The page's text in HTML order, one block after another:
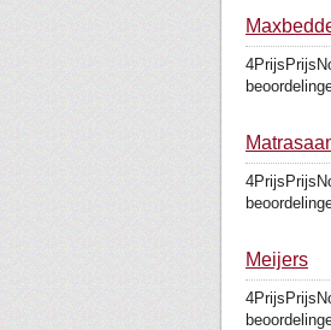
Meijers